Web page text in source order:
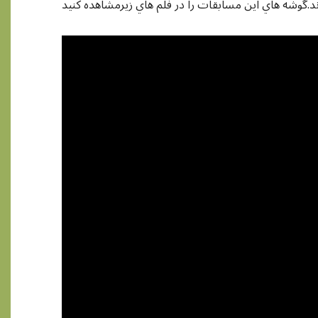
هاي اين مسابقات را در فلم هاي زيرمشاهده کنيد